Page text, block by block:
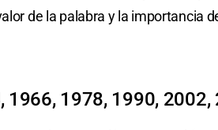
de la palabra y la importancia
1966, 1978, 1990, 2002,